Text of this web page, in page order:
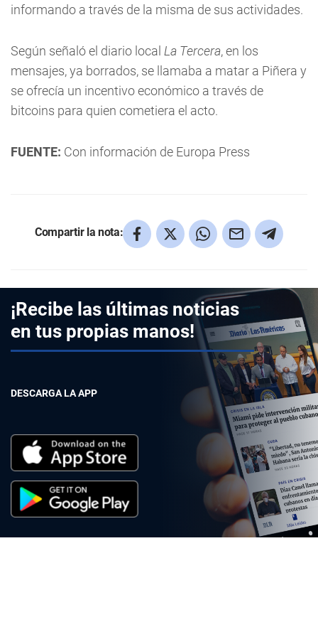
informando a través de la misma de sus actividades.
Según señaló el diario local La Tercera, en los
mensajes, ya borrados, se llamaba a matar a Piñera y
se ofrecía un incentivo económico a través de
bitcoins para quien cometiera el acto.
FUENTE: Con información de Europa Press
Compartir la nota:
¡Recibe las últimas noticias
en tus propias manos!
DESCARGA LA APP